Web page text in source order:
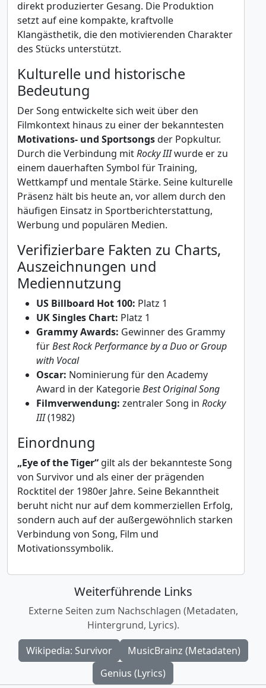
direkt produzierter Gesang. Die Produktion
setzt auf eine kompakte, kraftvolle
Klangästhetik, die den motivierenden Charakter
des Stücks unterstützt.
Kulturelle und historische
Bedeutung
Der Song entwickelte sich weit über den
Filmkontext hinaus zu einer der bekanntesten
Motivations- und Sportsongsder Popkultur.
Durch die Verbindung mitRocky IIIwurde er zu
einem dauerhaften Symbol für Training,
Wettkampf und mentale Stärke. Seine kulturelle
Präsenz hält bis heute an, vor allem durch den
häufigen Einsatz in Sportberichterstattung,
Werbung und populären Medien.
Verifizierbare Fakten zu Charts,
Auszeichnungen und
Mediennutzung
US Billboard Hot 100: Platz 1
UK Singles Chart: Platz 1
Grammy Awards: Gewinner des Grammy
fürBest Rock Performance by a Duo or Group
with Vocal
Oscar: Nominierung für den Academy
Award in der KategorieBest Original Song
Filmverwendung: zentraler Song in Rocky
III(1982)
Einordnung
„Eye of the Tiger“ gilt als der bekannteste Song
von Survivor und als einer der prägenden
Rocktitel der 1980er Jahre. Seine Bekanntheit
beruht nicht nur auf dem kommerziellen Erfolg,
sondern auch auf der außergewöhnlich starken
Verbindung von Song, Film und
Motivationssymbolik.
Weiterführende Links
Externe Seiten zum Nachschlagen (Metadaten,
Hintergrund, Lyrics).
Wikipedia: Survivor
MusicBrainz (Metadaten)
Genius (Lyrics)